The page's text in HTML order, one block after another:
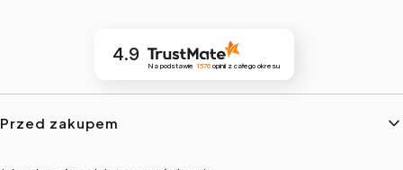
4.9
Na podstawie 1576 opinii z całego okresu
Linki w stopce
Przed zakupem